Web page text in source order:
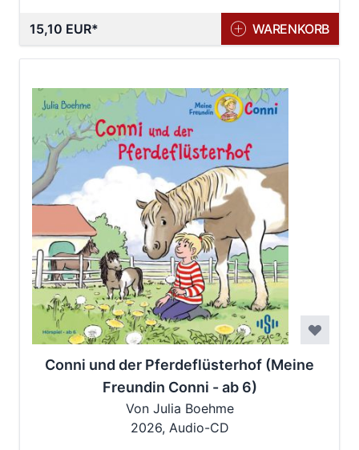
15,10 EUR WARENKORB
Conni und der Pferdeflüsterhof (Meine
Freundin Conni - ab 6)
Von Julia Boehme
2026, Audio-CD